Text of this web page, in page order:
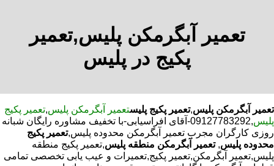
تعمیر آبگرمکن پلیس,تعمیر
پکیج در پلیس
تعمیر آبگرمکن پلیس,تعمیر پکیج پلیستعمیر آبگرمکن پلیس,تعمیر پکیج
پلیس
,09127783292-آقای افراسیابی-با تخفیف مشاوره رایگان شبانه
روزی کارگران مجرب تعمیر آبگرمکن محدوده پلیس,تعمیر پکیج
محدوده پلیس, تعمیر آبگرمکن منطقه پلیس,تعمیر پکیج منطقه
پلیس,تعمیر آبگرمکن,تعمیر پکیج,تعمیرات و عیب یابی تخصصی تمامی